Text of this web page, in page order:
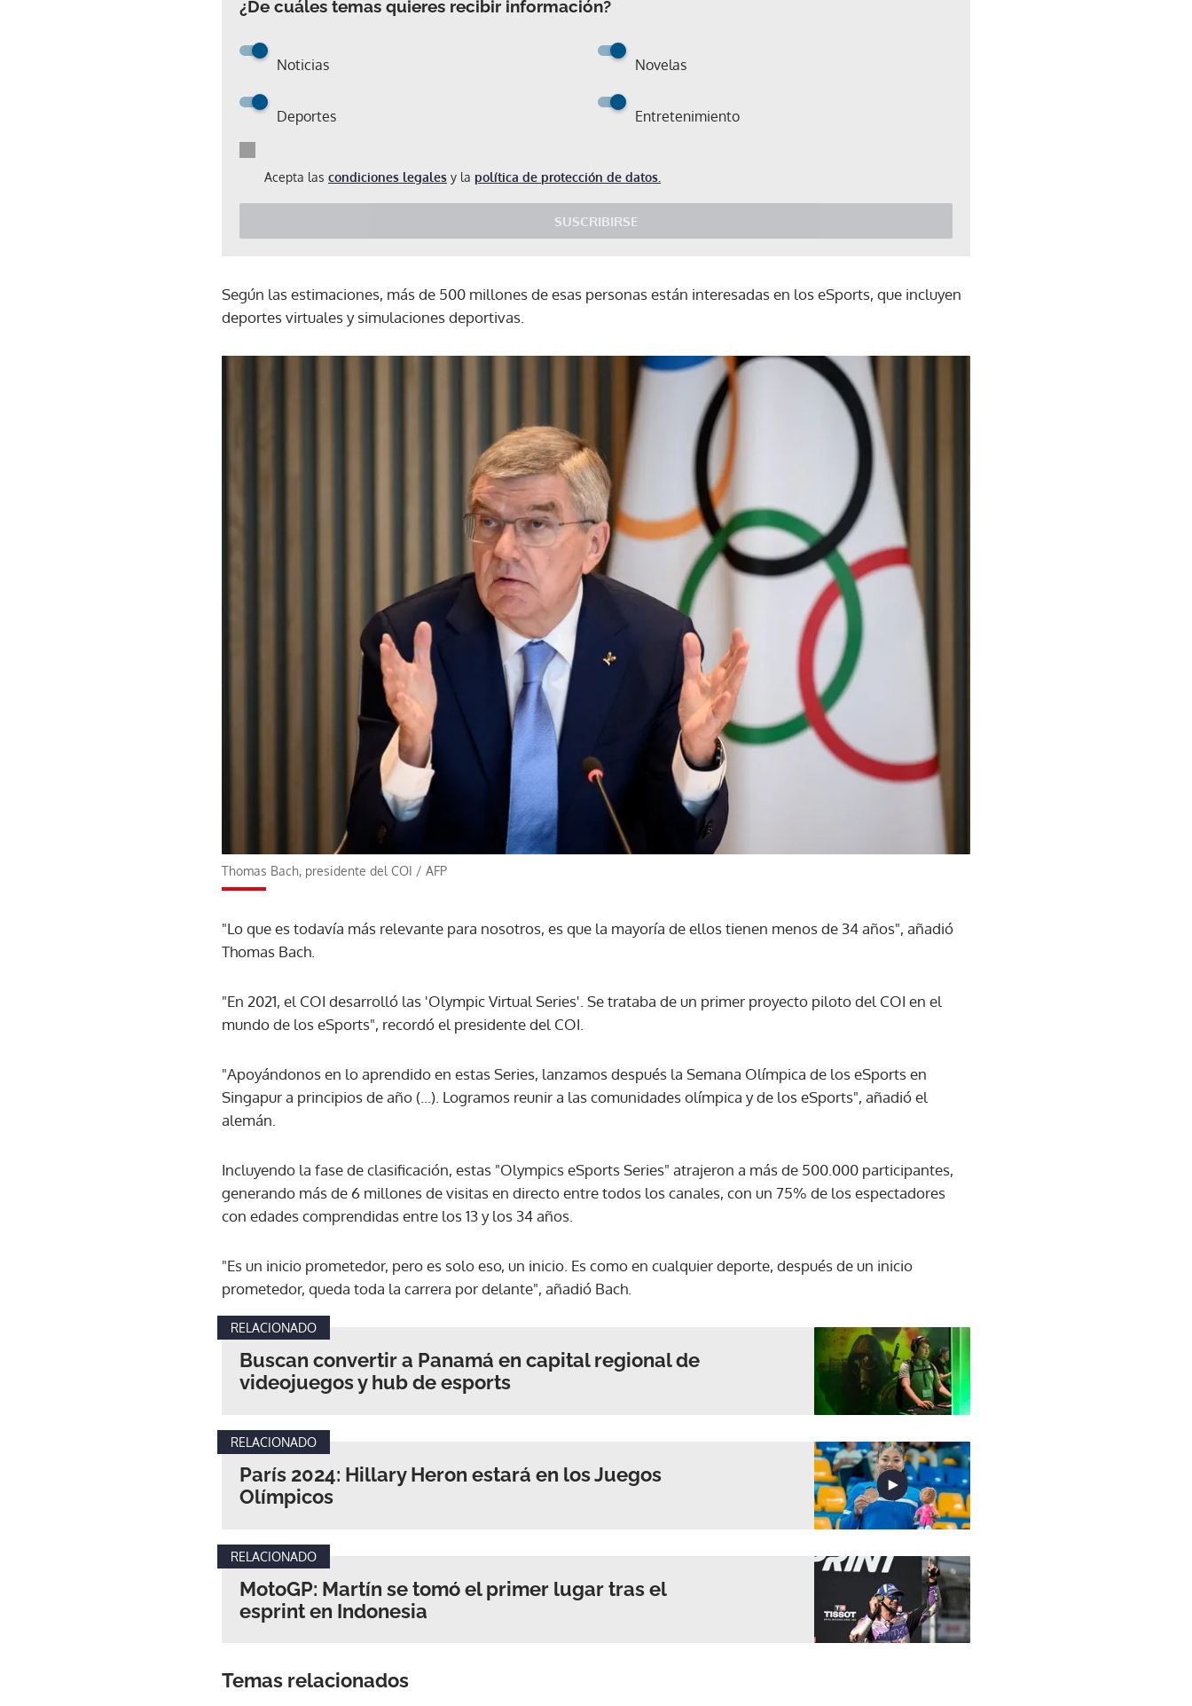
¿De cuáles temas quieres recibir información?
Noticias Novelas
Deportes Entretenimiento
Acepta las condiciones legales y la política de protección de datos.
SUSCRIBIRSE
Gracias por suscribirte a nuestro boletín.
ACEPTAR
Según las estimaciones, más de 500 millones de esas personas están interesadas en los eSports, que incluyen
deportes virtuales y simulaciones deportivas.
Thomas Bach, presidente del COI / AFP
"Lo que es todavía más relevante para nosotros, es que la mayoría de ellos tienen menos de 34 años", añadió
Thomas Bach.
"En 2021, el COI desarrolló las 'Olympic Virtual Series'. Se trataba de un primer proyecto piloto del COI en el
mundo de los eSports", recordó el presidente del COI.
"Apoyándonos en lo aprendido en estas Series, lanzamos después la Semana Olímpica de los eSports en
Singapur a principios de año (...). Logramos reunir a las comunidades olímpica y de los eSports", añadió el
alemán.
Incluyendo la fase de clasificación, estas "Olympics eSports Series" atrajeron a más de 500.000 participantes,
generando más de 6 millones de visitas en directo entre todos los canales, con un 75% de los espectadores
con edades comprendidas entre los 13 y los 34 años.
"Es un inicio prometedor, pero es solo eso, un inicio. Es como en cualquier deporte, después de un inicio
prometedor, queda toda la carrera por delante", añadió Bach.
RELACIONADO
Buscan convertir a Panamá en capital regional de
videojuegos y hub de esports
RELACIONADO
París 2024: Hillary Heron estará en los Juegos
Olímpicos
RELACIONADO
MotoGP: Martín se tomó el primer lugar tras el
esprint en Indonesia
Temas relacionados